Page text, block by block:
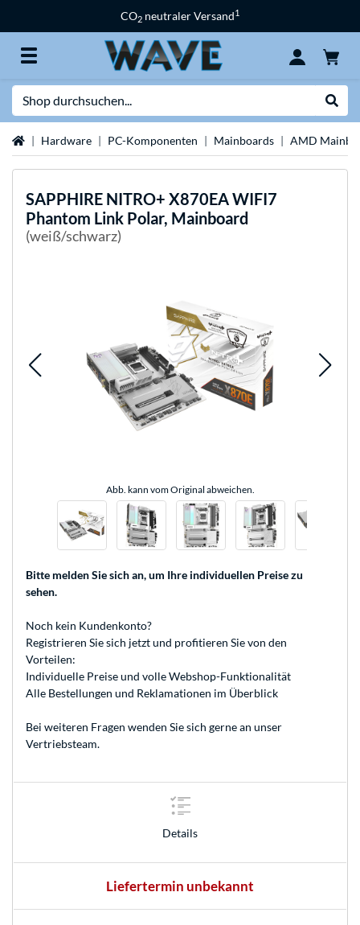
CO2 neutraler Versand1
StartseiteHardware PC-Komponenten Mainboards AMD
SAPPHIRE NITRO+ X870EA WIFI7
Phantom Link Polar, Mainboard
(weiß/schwarz)
Abb. kann vom Original abweichen.
Bitte melden Sie sich an, um Ihre individuellen Preise zu
sehen.
Noch kein Kundenkonto?
Registrieren Sie sich jetzt und profitieren Sie von den
Vorteilen:
Individuelle Preise und volle Webshop-Funktionalität
Alle Bestellungen und Reklamationen im Überblick
Bei weiteren Fragen wenden Sie sich gerne an unser
Vertriebsteam.
Details
Liefertermin unbekannt